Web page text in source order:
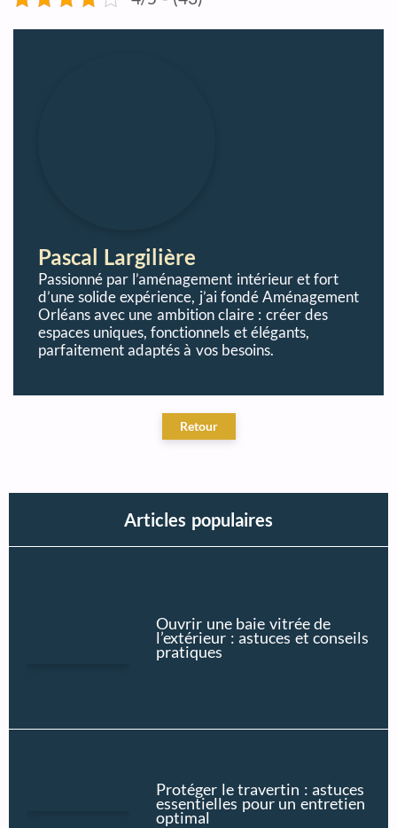
Pascal Largilière
Passionné par l’aménagement intérieur et fort
d’une solide expérience, j’ai fondé Aménagement
Orléans avec une ambition claire : créer des
espaces uniques, fonctionnels et élégants,
parfaitement adaptés à vos besoins.
Articles populaires
Ouvrir une baie vitrée de
l’extérieur : astuces et conseils
pratiques
Protéger le travertin : astuces
essentielles pour un entretien
optimal